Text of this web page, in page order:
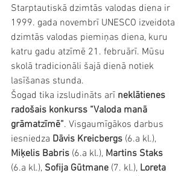
Starptautiskā dzimtās valodas diena ir
1999. gada novembrī UNESCO izveidota
dzimtās valodas piemiņas diena, kuru
katru gadu atzīmē 21. februārī. Mūsu
skolā tradicionāli šajā dienā notiek
lasīšanas stunda.
Šogad tika izsludināts arī neklātienes
radošais konkurss “Valoda manā
grāmatzīmē”. Visgaumīgākos darbus
iesniedza Dāvis Kreicbergs (6.a kl.),
Miķelis Babris (6.a kl.), Martins Staks
(6.a kl.), Sofija Gūtmane (7. kl.), Loreta